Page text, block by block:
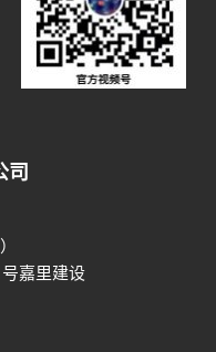
司
嘉里建设